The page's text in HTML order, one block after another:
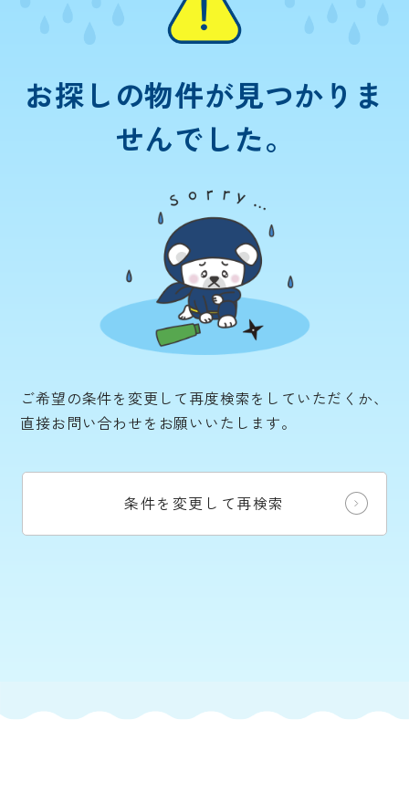
お探しの物件が見つかりま
せんでした。
ご希望の条件を変更して再度検索をしていただくか、
直接お問い合わせをお願いいたします。
条件を変更して再検索